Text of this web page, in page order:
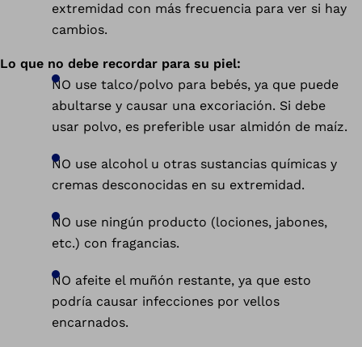
extremidad con más frecuencia para ver si hay
cambios.
Lo que no debe recordar para su piel:
NO use talco/polvo para bebés, ya que puede
abultarse y causar una excoriación. Si debe
usar polvo, es preferible usar almidón de maíz.
NO use alcohol u otras sustancias químicas y
cremas desconocidas en su extremidad.
NO use ningún producto (lociones, jabones,
etc.) con fragancias.
NO afeite el muñón restante, ya que esto
podría causar infecciones por vellos
encarnados.